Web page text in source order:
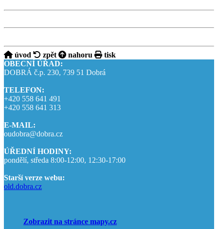
úvod zpět nahoru
tisk
OBECNÍ ÚŘAD:
DOBRÁ č.p. 230, 739 51 Dobrá
TELEFON:
+420 558 641 491
+420 558 641 313
E-MAIL:
oudobra@dobra.cz
ÚŘEDNÍ HODINY:
pondělí, středa 8:00-12:00, 12:30-17:00
Starší verze webu:
old.dobra.cz
Zobrazit na stránce mapy.cz